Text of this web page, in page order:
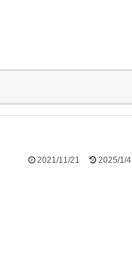
2021/11/21 2025/1/4